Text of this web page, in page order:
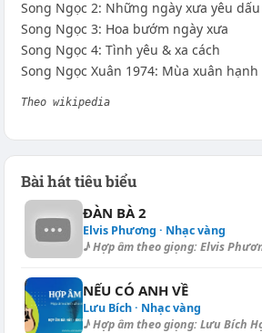
Song Ngọc 2: Những ngày xưa yêu dấu
Song Ngọc 3: Hoa bướm ngày xưa
Song Ngọc 4: Tình yêu & xa cách
Song Ngọc Xuân 1974: Mùa xuân
Theo wikipedia
Bài hát tiêu biểu
ĐÀN BÀ 2
Elvis Phương · Nhạc vàng
NẾU CÓ ANH VỀ
Lưu Bích · Nhạc vàng